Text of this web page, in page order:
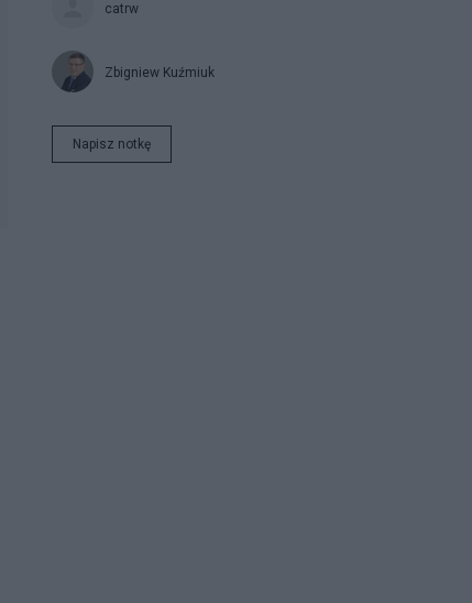
catrw
Zbigniew Kuźmiuk
Napisz notkę